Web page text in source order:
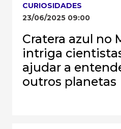
CURIOSIDADES
23/06/2025 09:00
Cratera azul no
intriga
ajudar a
outros planetas